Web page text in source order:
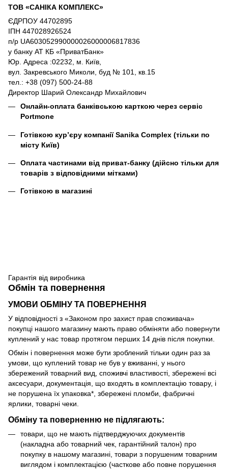
ТОВ «САНІКА КОМПЛЕКС»
ЄДРПОУ 44702895
ІПН 447028926524
п/р UA603052990000026000006817836
у банку АТ КБ «ПриватБанк»
Юр. Адреса :02232, м. Київ,
вул. Закревського Миколи, буд № 101, кв.15
тел.: +38 (097) 500-24-88
Директор Шарий Олександр Михайлович
Онлайн-оплата банківською карткою через сервіс
Portmone
Готівкою кур’єру компаніїSanika Complex (тільки по
місту Київ)
Оплата частинами від приват-банку (дійсно тільки для
товарів з відповідними мітками)
Готівкою в магазині
Гарантія від виробника
Обмін та повернення
УМОВИ ОБМІНУ ТА ПОВЕРНЕННЯ
У відповідності з «Законом про захист прав споживача»
покупці нашого магазину мають право обміняти або повернути
куплений у нас товар протягом перших 14 днів після покупки.
Обмін і повернення може бути зроблений тільки один раз за
умови, що куплений товар не був у вживанні, у нього
збережений товарний вид, споживчі властивості, збережені всі
аксесуари, документація, що входять в комплектацію товару, і
не порушена їх упаковка*, збережені пломби, фабричні
ярлики, товарні чеки.
Обміну та поверненню не підлягають:
товари, що не мають підтверджуючих документів
(накладна або товарний чек, гарантійний талон) про
покупку в нашому магазині, товари з порушеним товарним
виглядом і комплектацією (часткове або повне порушення